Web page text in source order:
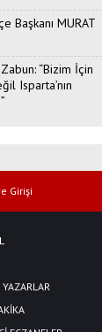
Başkanı MURAT
“Bizim İçin
Isparta’nın
Girişi